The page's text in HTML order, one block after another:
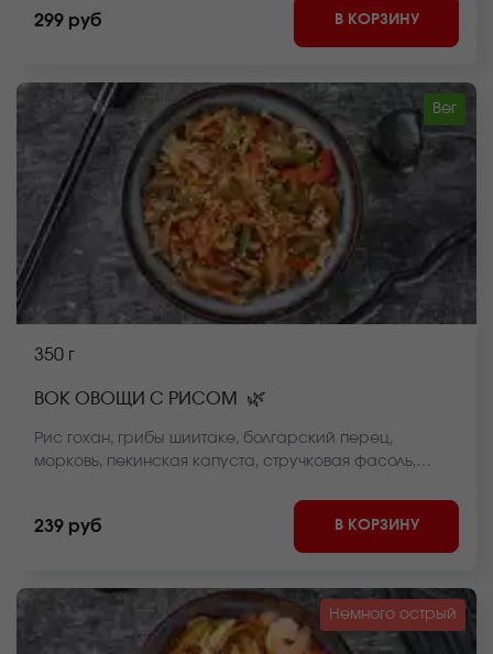
299 руб В КОРЗИНУ
Вег
350 г
ВОК ОВОЩИ С РИСОМ 🌿
Рис гохан, грибы шиитаке, болгарский перец,
морковь, пекинская капуста, стручковая фасоль,
может отличаться от фото на сайте.
239 руб В КОРЗИНУ
Немного острый